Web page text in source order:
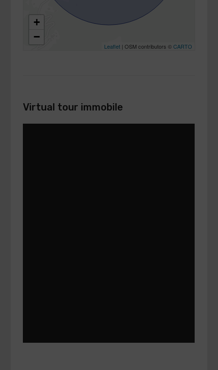
+
−
Leaflet| OSM contributors ©CARTO
Virtual tour immobile